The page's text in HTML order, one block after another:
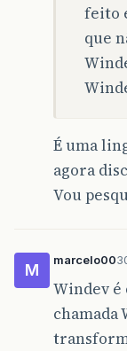
feito
que
É uma
agora
Vou
M
marcelo00
Windev é
chamada